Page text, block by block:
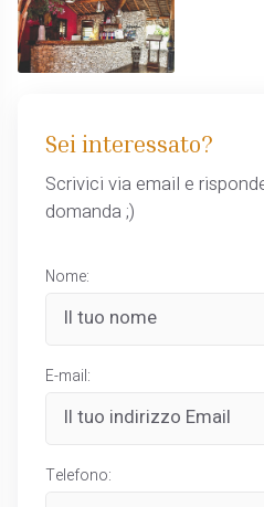
Sei interessato?
Scrivici via email e
domanda ;)
Nome:
E-mail:
Telefono: